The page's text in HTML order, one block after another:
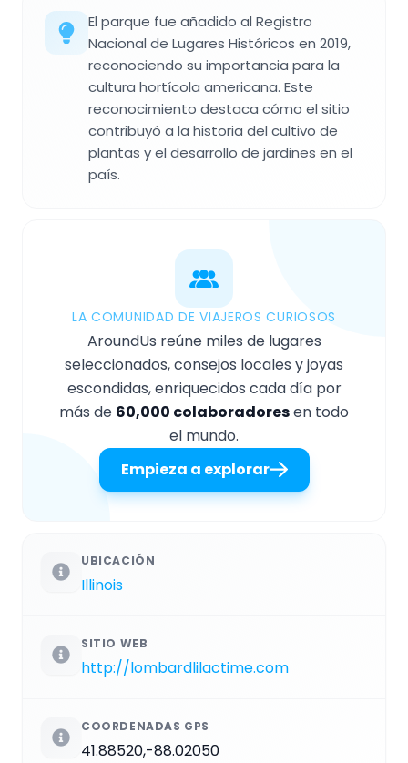
El parque fue añadido al Registro
Nacional de Lugares Históricos en 2019,
reconociendo su importancia para la
cultura hortícola americana. Este
reconocimiento destaca cómo el sitio
contribuyó a la historia del cultivo de
plantas y el desarrollo de jardines en el
país.
LA COMUNIDAD DE VIAJEROS CURIOSOS
AroundUs reúne miles de lugares
seleccionados, consejos locales y joyas
escondidas, enriquecidos cada día por
más de 60,000 colaboradoresen todo
el mundo.
Empieza a explorar
UBICACIÓN
Illinois
SITIO WEB
http://lombardlilactime.com
COORDENADAS GPS
41.88520,-88.02050